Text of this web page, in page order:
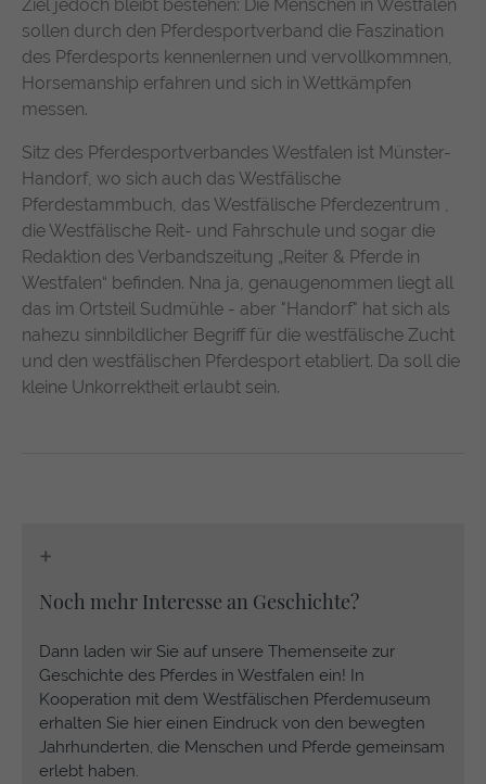
Ziel jedoch bleibt bestehen: Die Menschen in Westfalen
sollen durch den Pferdesportverband die Faszination
des Pferdesports kennenlernen und vervollkommnen,
Horsemanship erfahren und sich in Wettkämpfen
messen.
Sitz des Pferdesportverbandes Westfalen ist Münster-
Handorf, wo sich auch das Westfälische
Pferdestammbuch, das Westfälische Pferdezentrum ,
die Westfälische Reit- und Fahrschule und sogar die
Redaktion des Verbandszeitung „Reiter & Pferde in
Westfalen“ befinden. Nna ja, genaugenommen liegt all
das im Ortsteil Sudmühle - aber "Handorf" hat sich als
nahezu sinnbildlicher Begriff für die westfälische Zucht
und den westfälischen Pferdesport etabliert. Da soll die
kleine Unkorrektheit erlaubt sein.
+
Noch mehr Interesse an Geschichte?
Dann laden wir Sie auf unsere Themenseite zur
Geschichte des Pferdes in Westfalen ein! In
Kooperation mit dem Westfälischen Pferdemuseum
erhalten Sie hier einen Eindruck von den bewegten
Jahrhunderten, die Menschen und Pferde gemeinsam
erlebt haben.